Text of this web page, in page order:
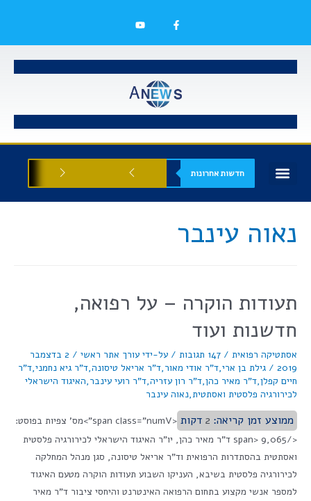
חדשות אחרונות
נאוה עינבר
תעודות הוקרה – על רפואה,
חדשנות ועוד
אסתטיקה רפואית / 147 תגובות / על-ידי עורך אתר ראשי /
2 בדצמבר
2019
/ גילת בן ארי,ד"ר אודי מאור,ד"ר אריאל טיסונה,ד"ר גיא נחמני,ד"ר
חיים קפלן,ד"ר מאיר כהן,ד"ר רון עזריה,ד"ר רועי עינבר,האיגוד הישראלי
לכירורגיה פלסטית ואסתטית,נאוה עינבר
ממוצע זמן קריאה: 2 דקות
<span class="numV">מס' צפיות בפוסט:
</span> 9,065 ד"ר מאיר כהן, יו"ר האיגוד הישראלי לכירורגיה פלסטית
ואסתטית בהסתדרות הרפואית וד"ר אריאל טיסונה, סגן מנהל המחלקה
לכירורגיה פלסטית בשיבא, העניקו השבוע תעודות הוקרה מטעם האיגוד
למספר אנשי מקצוע בתחום הרפואה האינטרנט והיחסי ציבור ד"ר מאיר